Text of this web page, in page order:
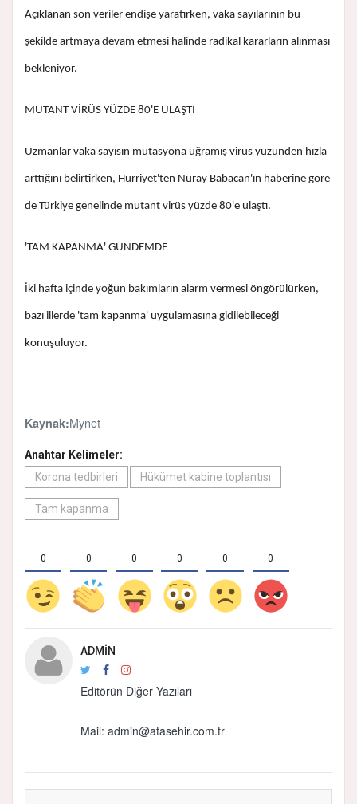
Açıklanan son veriler endişe yaratırken, vaka sayılarının bu
şekilde artmaya devam etmesi halinde radikal kararların alınması
bekleniyor.
MUTANT VİRÜS YÜZDE 80'E ULAŞTI
Uzmanlar vaka sayısın mutasyona uğramış virüs yüzünden hızla
arttığını belirtirken, Hürriyet'ten Nuray Babacan'ın haberine göre
de Türkiye genelinde mutant virüs yüzde 80'e ulaştı.
'TAM KAPANMA' GÜNDEMDE
İki hafta içinde yoğun bakımların alarm vermesi öngörülürken,
bazı illerde 'tam kapanma' uygulamasına gidilebileceği
konuşuluyor.
Kaynak:Mynet
Anahtar Kelimeler:
Korona tedbirleri
Hükümet kabine toplantısı
Tam kapanma
0 0 0 0 0 0
ADMIN
Editörün Diğer Yazıları
Mail: admin@atasehir.com.tr